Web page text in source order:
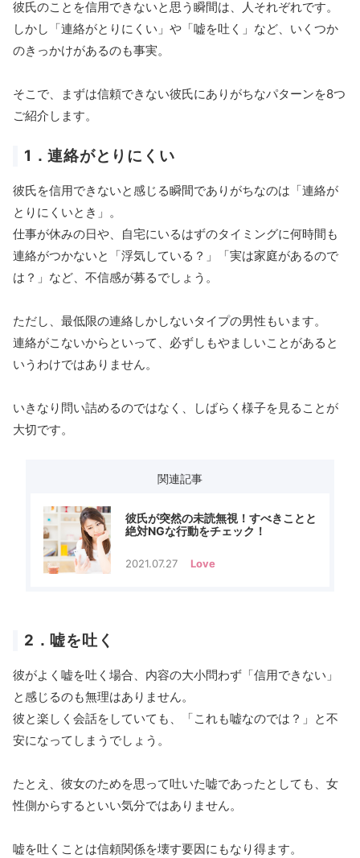
彼氏のことを信用できないと思う瞬間は、人それぞれです。
しかし「連絡がとりにくい」や「嘘を吐く」など、いくつか
のきっかけがあるのも事実。
そこで、まずは信頼できない彼氏にありがちなパターンを8つ
ご紹介します。
1．連絡がとりにくい
彼氏を信用できないと感じる瞬間でありがちなのは「連絡が
とりにくいとき」。
仕事が休みの日や、自宅にいるはずのタイミングに何時間も
連絡がつかないと「浮気している？」「実は家庭があるので
は？」など、不信感が募るでしょう。
ただし、最低限の連絡しかしないタイプの男性もいます。
連絡がこないからといって、必ずしもやましいことがあると
いうわけではありません。
いきなり問い詰めるのではなく、しばらく様子を見ることが
大切です。
関連記事
彼氏が突然の未読無視！すべきことと
絶対NGな行動をチェック！
2021.07.27 Love
2．嘘を吐く
彼がよく嘘を吐く場合、内容の大小問わず「信用できない」
と感じるのも無理はありません。
彼と楽しく会話をしていても、「これも嘘なのでは？」と不
安になってしまうでしょう。
たとえ、彼女のためを思って吐いた嘘であったとしても、女
性側からするといい気分ではありません。
嘘を吐くことは信頼関係を壊す要因にもなり得ます。